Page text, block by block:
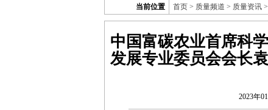
当前位置 首页 > 质量频道 > 质量资讯
中国富碳农业首席科
发展专业委员会会长
2023年